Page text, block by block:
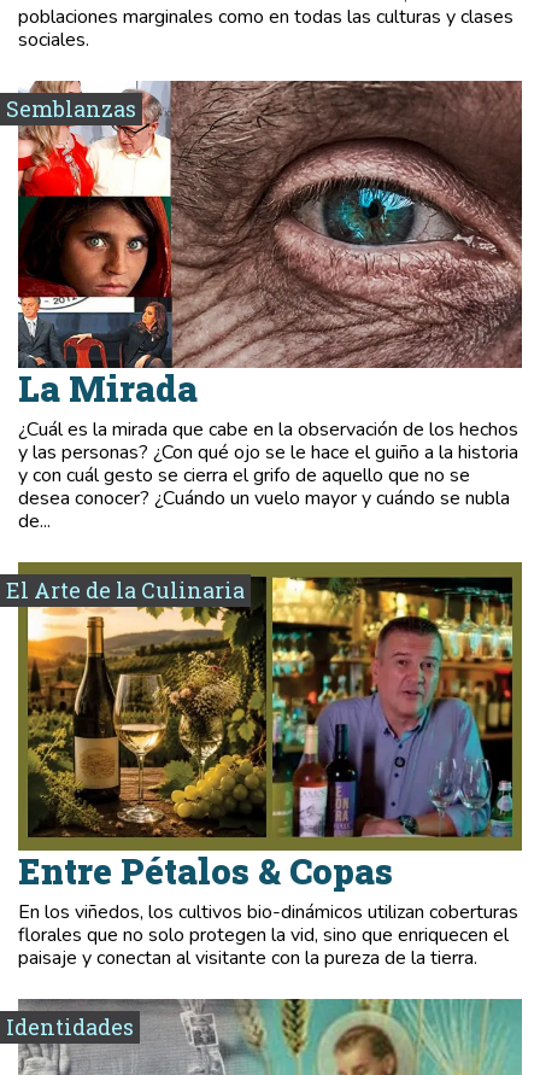
poblaciones marginales como en todas las culturas y clases
sociales.
Semblanzas
La Mirada
¿Cuál es la mirada que cabe en la observación de los hechos
y las personas? ¿Con qué ojo se le hace el guiño a la historia
y con cuál gesto se cierra el grifo de aquello que no se
desea conocer? ¿Cuándo un vuelo mayor y cuándo se nubla
de...
El Arte de la Culinaria
Entre Pétalos & Copas
En los viñedos, los cultivos bio-dinámicos utilizan coberturas
florales que no solo protegen la vid, sino que enriquecen el
paisaje y conectan al visitante con la pureza de la tierra.
Identidades